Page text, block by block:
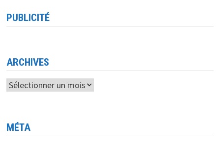
%
DU
SEMI-
CONDUCTEURS
EN
2023
PUBLICITÉ
ARCHIVES
Archives
MÉTA